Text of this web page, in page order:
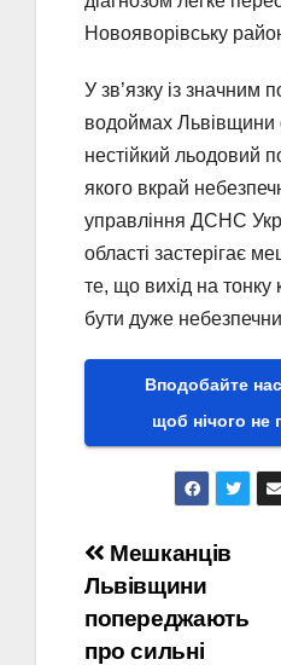
Новояворівську
У зв’язку із значним
водоймах
нестійкий льодовий
якого вкрай
управління ДСНС
області застерігає
те, що вихід на
бути дуже
Вподобайте
щоб нічого не
Навігація
записів
Мешканців
Львівщини
попереджають
про сильні